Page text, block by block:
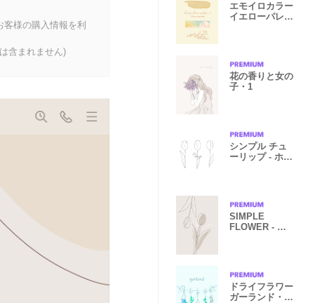
様の購入情報を利
含まれません)
エモイロカラー
イエローパレッ
花の香りと女の
子・1
シンプル チュ
ーリップ - ホワ
SIMPLE
FLOWER - チ
ドライフラワー
ガーランド・ブ